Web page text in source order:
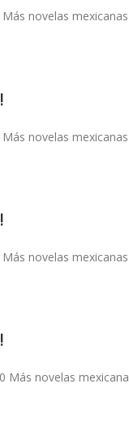
novelas
novelas
novelas
novelas